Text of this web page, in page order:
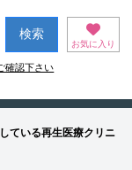
お気に入り
確認下さい
ている再生医療クリニ